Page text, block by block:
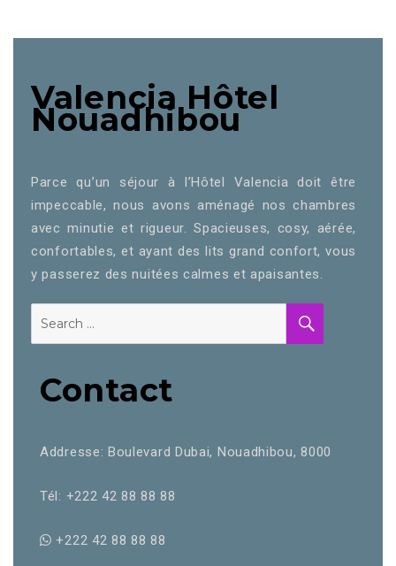
Valencia Hôtel
Nouadhibou
Parce qu’un séjour à l’Hôtel Valencia doit être
impeccable, nous avons aménagé nos chambres
avec minutie et rigueur. Spacieuses, cosy, aérée,
confortables, et ayant des lits grand confort, vous
y passerez des nuitées calmes et apaisantes.
Contact
Addresse: Boulevard Dubai, Nouadhibou, 8000
Tél: +222 42 88 88 88
+222 42 88 88 88